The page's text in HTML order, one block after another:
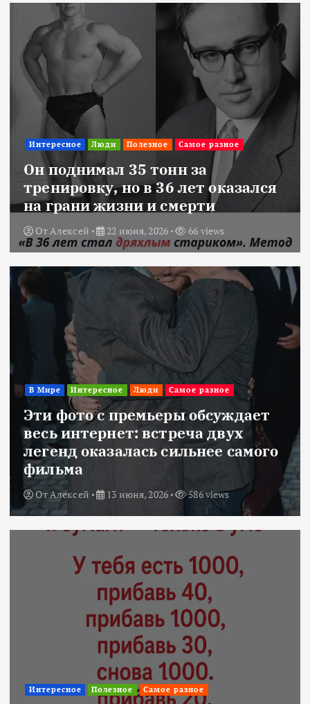
Интересное Люди Полезное Самое разное
Он поднимал 35 тонн за
тренировку, но в 36 лет оказался
на грани жизни и смерти
ОтАлексей 22 июня, 2026 66 views
В Мире Интересное Люди Самое разное
Эти фото с премьеры обсуждает
весь интернет: встреча двух
легенд оказалась сильнее самого
фильма
ОтАлексей 13 июня, 2026 586 views
Интересное Полезное Самое разное